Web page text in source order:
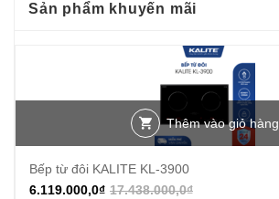
Sản phẩm khuyến mãi
Thêm vào giỏ hàng
Bếp từ đôi KALITE KL-3900
17.438.000,0₫
6.119.000,0₫